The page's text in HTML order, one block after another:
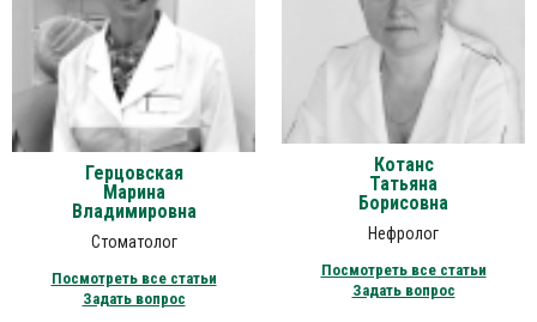
Герцовская
Марина
Владимировна
Стоматолог
Посмотреть все статьи
Задать вопрос
Котанс
Татьяна
Борисовна
Нефролог
Посмотреть все статьи
Задать вопрос